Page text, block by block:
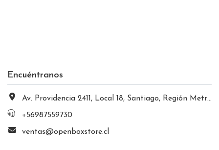
Encuéntranos
Av. Providencia 2411, Local 18, Santiago, Región Metropolitana, Chile
+56987559730
ventas@openboxstore.cl